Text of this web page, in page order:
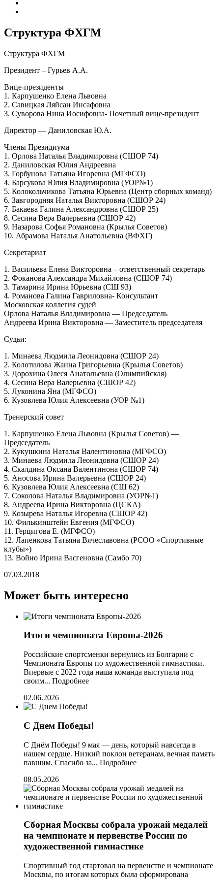
Структура ФХГМ
Структура ФХГМ
Президент – Гурьев А.А.
Вице-президенты
1. Карпушенко Елена Львовна
2. Савицкая Ляйсан Инсафовна
3. Суворова Нина Иосифовна- Почетный вице-президент
Директор — Даниловская Ю.А.
Члены Президиума
1. Орлова Наталья Владимировна (СШОР 74)
2. Даниловская Юлия Андреевна
3. Горбунова Татьяна Игоревна (МГФСО)
4. Барсукова Юлия Владимировна (УОР№1)
5. Колокольчикова Татьяна Юрьевна (Центр сборных команд)
6. Завгородняя Наталья Викторовна (СШОР 24)
7. Бакаева Галина Александровна (СШОР 25)
8. Сесина Вера Валерьевна (СШОР 42)
9. Назарова Софья Романовна (Крылья Советов)
10. Абрамова Наталья Анатольевна (ВФХГ)
Секретариат
1. Васильева Елена Викторовна – ответственный секретарь
2. Фоканова Александра Михайловна (СШОР 74)
3. Тамарина Ирина Юрьевна (СШ 93)
4. Романова Галина Гавриловна- Консультант
Московская коллегия судей
Орлова Наталья Владимировна — Председатель
Андреева Ирина Викторовна — Заместитель председателя
Судьи:
1. Минаева Людмила Леонидовна (СШОР 24)
2. Колотилова Жанна Григорьевна (Крылья Советов)
3. Дорохина Олеся Анатольевна (Олимпийская)
4. Сесина Вера Валерьевна (СШОР 42)
5. Луконина Яна (МГФСО)
6. Кузовлева Юлия Алексеевна (УОР №1)
Тренерский совет
1. Карпушенко Елена Львовна (Крылья Советов) —
Председатель
2. Кукушкина Наталья Валентиновна (МГФСО)
3. Минаева Людмила Леонидовна (СШОР 24)
4. Скалдина Оксана Валентинона (СШОР 74)
5. Аносова Ирина Валерьевна (СШОР 24)
6. Кузовлева Юлия Алексеевна (СШ 62)
7. Соколова Наталья Владимировна (УОР№1)
8. Андреева Ирина Викторовна (ЦСКА)
9. Козырева Наталья Игоревна (СШОР 42)
10. Филькинштейн Евгения (МГФСО)
11. Герцигова Е. (МГФСО)
12. Лапенкова Татьяна Вячеславовна (РСОО «Спортивные
клубы»)
13. Войно Ирина Васгеновна (Самбо 70)
07.03.2018
Может быть интересно
Итоги чемпионата Европы-2026
Российские спортсменки вернулись из Болгарии с
Чемпионата Европы по художественной гимнастики.
Впервые с 2022 года наша команда выступала под
своим... Подробнее
02.06.2026
С Днем Победы!
С Днём Победы! 9 мая — день, который навсегда в
нашем сердце. Низкий поклон ветеранам, вечная память
павшим. Спасибо за... Подробнее
08.05.2026
Сборная Москвы собрала урожай медалей
на чемпионате и первенстве России по
художественной гимнастике
Спортивный год стартовал на первенстве и чемпионате
Москвы, по итогам которых была сформирована